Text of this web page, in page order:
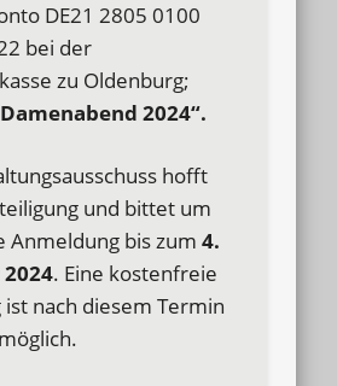
DE21 2805 0100
bei der
zu Oldenburg;
2024“.
hofft
und bittet um
Anmeldung bis zum4.
. Eine kostenfreie
nach diesem Termin